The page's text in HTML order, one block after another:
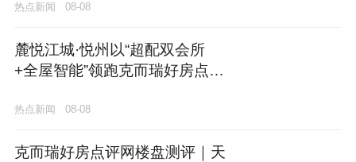
热点新闻 08-08
麓悦江城·悦州以“超配双会所
+全屋智能”领跑克而瑞好房点评
热点新闻 08-08
克而瑞好房点评网楼盘测评｜天